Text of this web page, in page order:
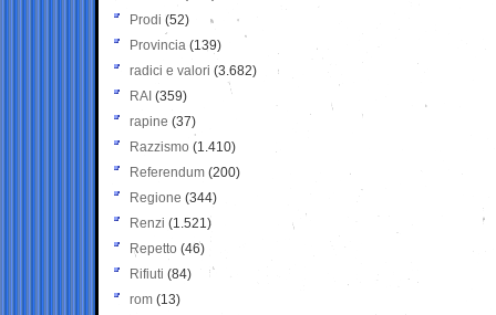
Prodi (52)
Provincia (139)
radici e valori (3.682)
RAI (359)
rapine (37)
Razzismo (1.410)
Referendum (200)
Regione (344)
Renzi (1.521)
Repetto (46)
Rifiuti (84)
rom (13)